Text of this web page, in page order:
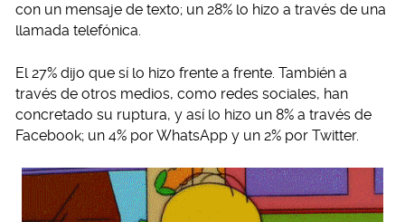
con un mensaje de texto; un 28% lo hizo a través de una
llamada telefónica.
El 27% dijo que sí lo hizo frente a frente. También a
través de otros medios, como redes sociales, han
concretado su ruptura, y así lo hizo un 8% a través de
Facebook; un 4% por WhatsApp y un 2% por Twitter.